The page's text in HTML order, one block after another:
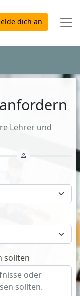
dich an
Lehrer und
sollten